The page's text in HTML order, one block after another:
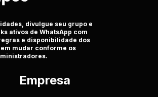
divulgue seu grupo e
ativos de WhatsApp com
e disponibilidade dos
mudar conforme os
Empresa